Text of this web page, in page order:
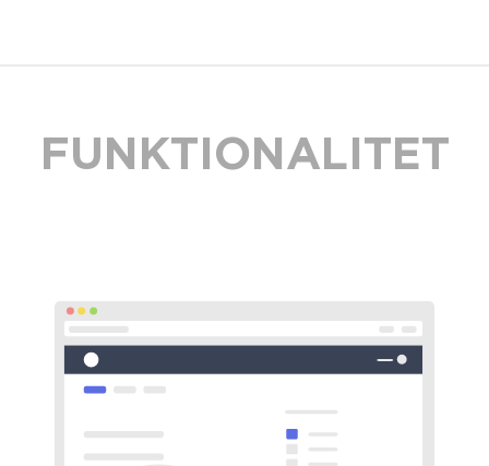
FUNKTIONALITET